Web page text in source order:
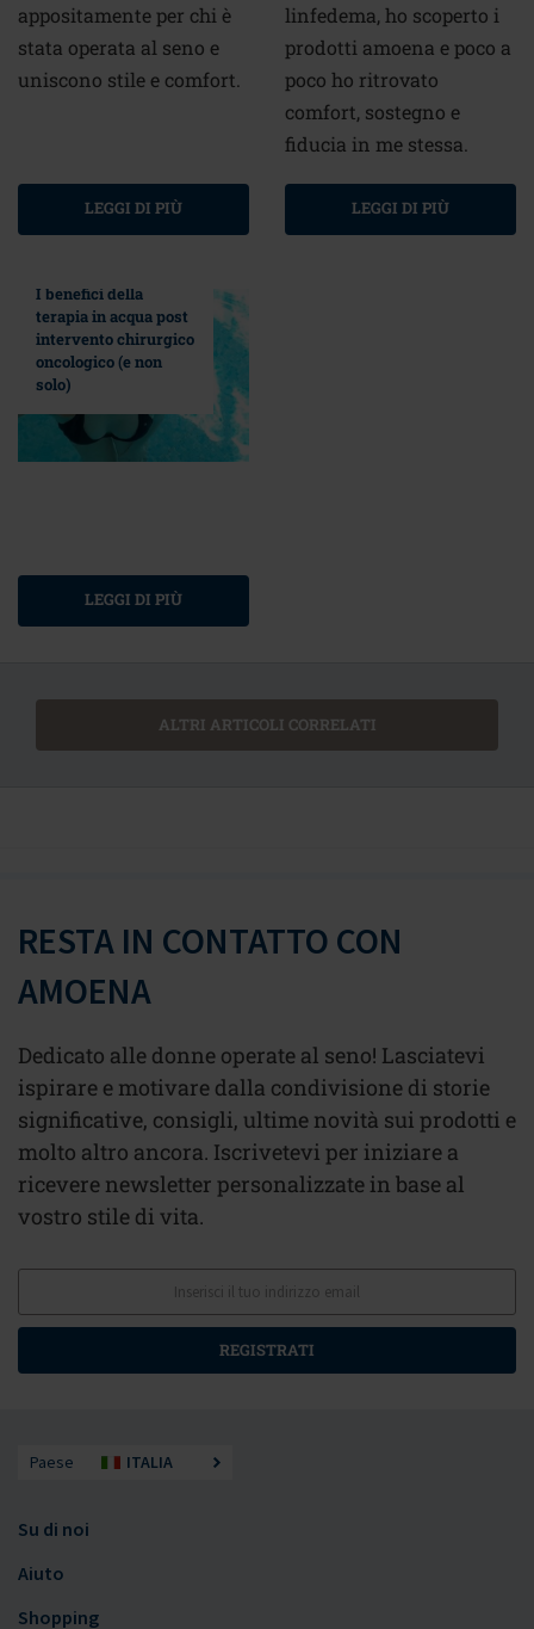
appositamente per chi è
stata operata al seno e
uniscono stile e comfort.
LEGGI DI PIÙ
linfedema, ho scoperto i
prodotti amoena e poco a
poco ho ritrovato
comfort, sostegno e
fiducia in me stessa.
LEGGI DI PIÙ
I benefici della
terapia in acqua post
intervento chirurgico
oncologico (e non
solo)
LEGGI DI PIÙ
ALTRI ARTICOLI CORRELATI
RESTA IN CONTATTO CON
AMOENA
Dedicato alle donne operate al seno! Lasciatevi
ispirare e motivare dalla condivisione di storie
significative, consigli, ultime novità sui prodotti e
molto altro ancora. Iscrivetevi per iniziare a
ricevere newsletter personalizzate in base al
vostro stile di vita.
REGISTRATI
Paese ITALIA
Su di noi
Aiuto
Shopping